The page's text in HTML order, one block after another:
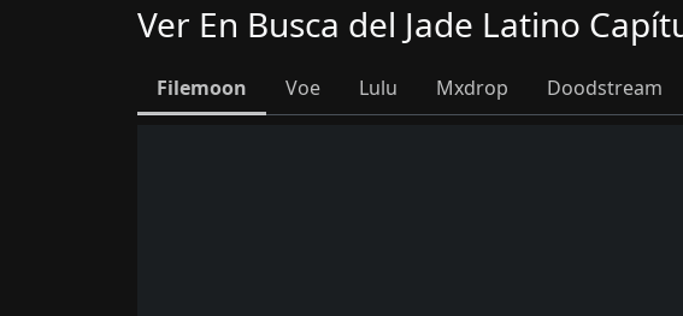
Ver En Busca del Jade Latino
Filemoon Voe Lulu Mxdrop Doodstream